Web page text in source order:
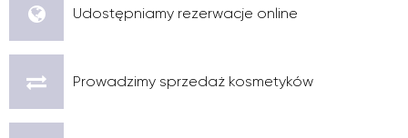
Udostępniamy rezerwacje online
Prowadzimy sprzedaż kosmetyków